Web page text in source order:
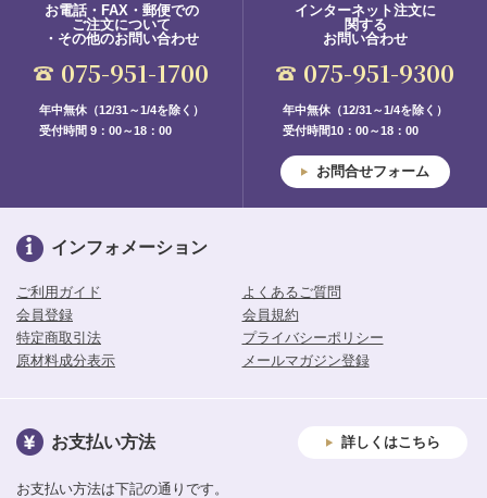
お電話・FAX・郵便での
ご注文について
・その他のお問い合わせ
075-951-1700
年中無休（12/31～1/4を除く）
受付時間 9：00～18：00
インターネット注文に
関する
お問い合わせ
075-951-9300
年中無休（12/31～1/4を除く）
受付時間10：00～18：00
お問合せフォーム
インフォメーション
ご利用ガイド
よくあるご質問
会員登録
会員規約
特定商取引法
プライバシーポリシー
原材料成分表示
メールマガジン登録
お支払い方法 詳しくはこちら
お支払い方法は下記の通りです。